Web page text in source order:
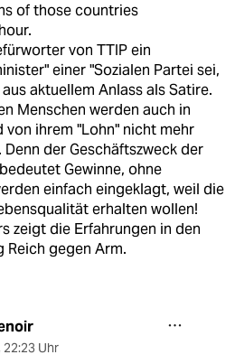
of those countries
von TTIP ein
einer "Sozialen Partei sei,
aktuellem Anlass als Satire.
Menschen werden auch in
von ihrem "Lohn" nicht mehr
Denn der Geschäftszweck der
Gewinne, ohne
einfach eingeklagt, weil die
erhalten wollen!
zeigt die Erfahrungen in den
Reich gegen Arm.
22:23 Uhr